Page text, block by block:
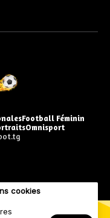
Football Féminin
Omnisport
cookies